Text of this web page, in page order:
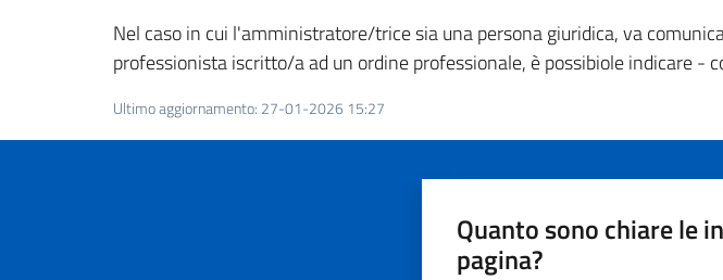
Nel caso in cui l'amministratore/trice sia una persona giuridica, va
professionista iscritto/a ad un ordine professionale, è possibiole indicare -
Ultimo aggiornamento: 27-01-2026 15:27
Quanto sono chiare le
pagina?